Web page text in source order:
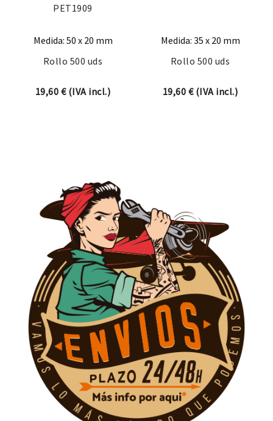
PET1909
Medida: 50 x 20 mm
Rollo 500 uds
19,60 €(IVA incl.)
Medida: 35 x 20 mm
Rollo 500 uds
19,60 €(IVA incl.)